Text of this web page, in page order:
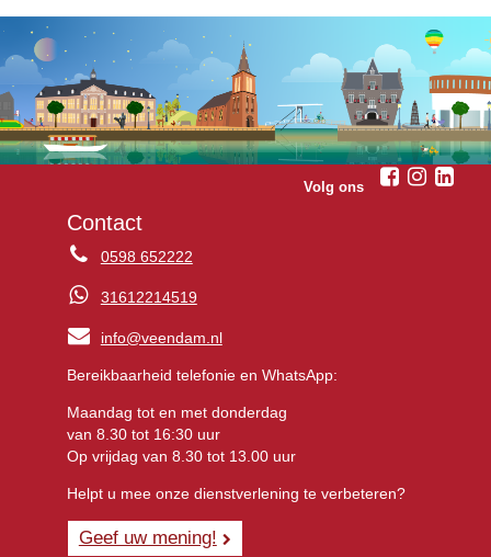
Volg ons
Contact
0598 652222
31612214519
info@veendam.nl
Bereikbaarheid telefonie en WhatsApp:
Maandag tot en met donderdag
van 8.30 tot 16:30 uur
Op vrijdag van 8.30 tot 13.00 uur
Helpt u mee onze dienstverlening te verbeteren?
Geef uw mening!